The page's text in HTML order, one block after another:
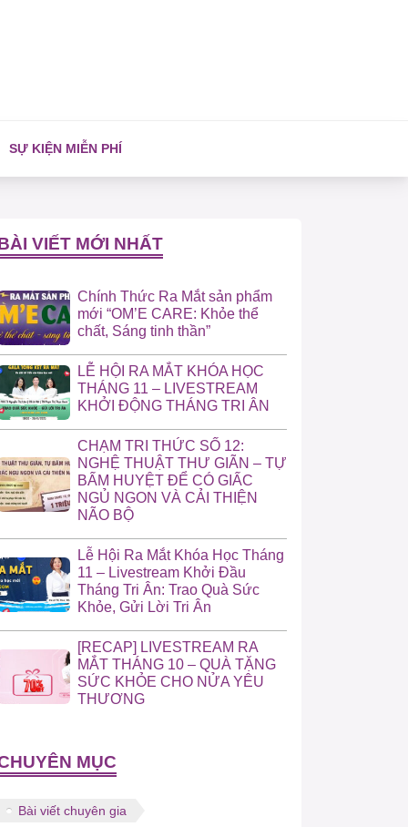
SỰ KIỆN MIỄN PHÍ
VIẾT MỚI NHẤT
Chính Thức Ra Mắt sản phẩm
mới “OM’E CARE: Khỏe thể
chất, Sáng tinh thần”
LỄ HỘI RA MẮT KHÓA HỌC
THÁNG 11 – LIVESTREAM
KHỞI ĐỘNG THÁNG TRI ÂN
CHẠM TRI THỨC SỐ 12:
NGHỆ THUẬT THƯ GIÃN – TỰ
BẤM HUYỆT ĐỂ CÓ GIẤC
NGỦ NGON VÀ CẢI THIỆN
NÃO BỘ
Lễ Hội Ra Mắt Khóa Học Tháng
11 – Livestream Khởi Đầu
Tháng Tri Ân: Trao Quà Sức
Khỏe, Gửi Lời Tri Ân
[RECAP] LIVESTREAM RA
MẮT THÁNG 10 – QUÀ TẶNG
SỨC KHỎE CHO NỬA YÊU
THƯƠNG
MỤC
Bài viết chuyên gia